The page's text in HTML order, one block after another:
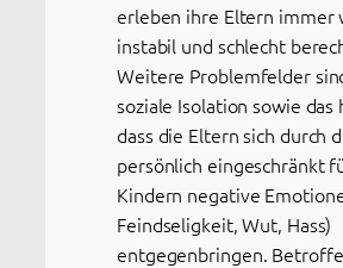
erleben ihre Eltern immer
instabil und schlecht
Weitere Problemfelder
soziale Isolation sowie das
dass die Eltern sich durch
persönlich eingeschränkt
Kindern negative
Feindseligkeit, Wut, Hass)
entgegenbringen.